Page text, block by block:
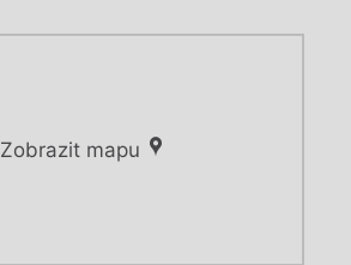
Zobrazit mapu